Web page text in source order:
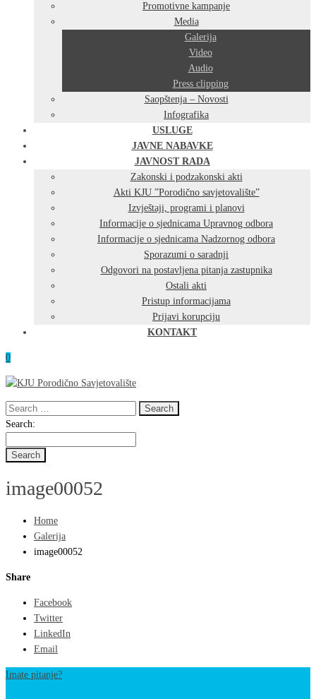
Promotivne kampanje
Media
Galerija
Video
Audio
Press clipping
Saopštenja – Novosti
Infografika
USLUGE
JAVNE NABAVKE
JAVNOST RADA
Zakonski i podzakonski akti
Akti KJU ”Porodično savjetovalište”
Izvještaji, programi i planovi
Informacije o sjednicama Upravnog odbora
Informacije o sjednicama Nadzornog odbora
Sporazumi o saradnji
Odgovori na postavljena pitanja zastupnika
Ostali akti
Pristup informacijama
Prijavi korupciju
KONTAKT
0
Search
for:
Search
Search:
image00052
Home
Galerija
image00052
Share
Facebook
Twitter
LinkedIn
Email
Imate pitanje?